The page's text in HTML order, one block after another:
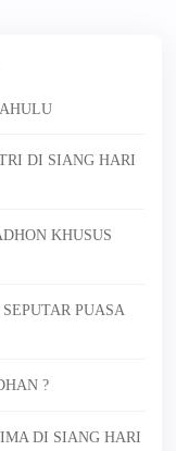
DI SIANG HARI
KHUSUS
PUASA
?
DI SIANG HARI